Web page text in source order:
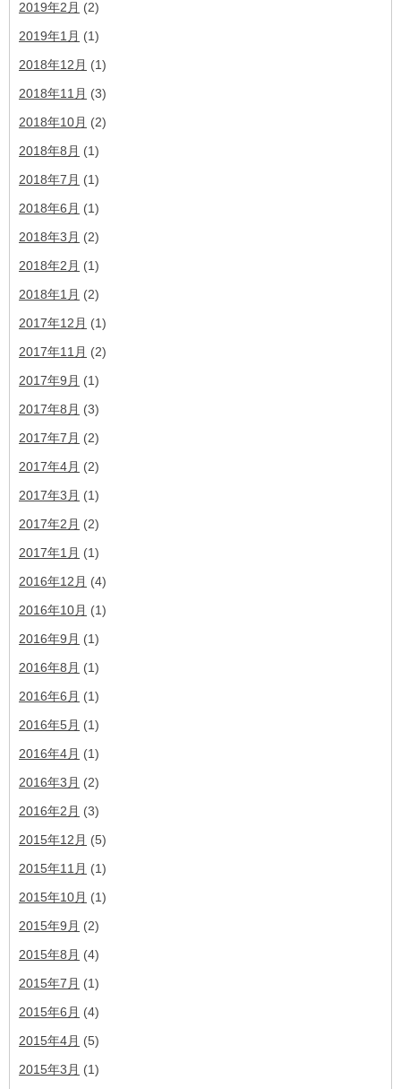
2019年2月 (2)
2019年1月 (1)
2018年12月 (1)
2018年11月 (3)
2018年10月 (2)
2018年8月 (1)
2018年7月 (1)
2018年6月 (1)
2018年3月 (2)
2018年2月 (1)
2018年1月 (2)
2017年12月 (1)
2017年11月 (2)
2017年9月 (1)
2017年8月 (3)
2017年7月 (2)
2017年4月 (2)
2017年3月 (1)
2017年2月 (2)
2017年1月 (1)
2016年12月 (4)
2016年10月 (1)
2016年9月 (1)
2016年8月 (1)
2016年6月 (1)
2016年5月 (1)
2016年4月 (1)
2016年3月 (2)
2016年2月 (3)
2015年12月 (5)
2015年11月 (1)
2015年10月 (1)
2015年9月 (2)
2015年8月 (4)
2015年7月 (1)
2015年6月 (4)
2015年4月 (5)
2015年3月 (1)